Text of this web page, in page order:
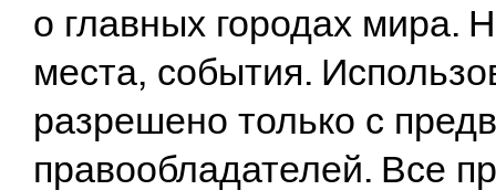
о главных городах
места, события.
разрешено только с
правообладателей. Все